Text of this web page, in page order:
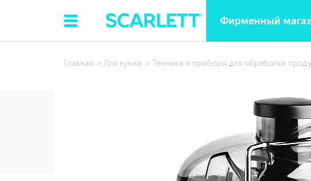
Фирменный
Главная Для кухни Техника и приборы для обработки